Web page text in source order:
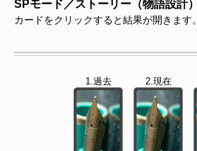
SPモード／ストーリー（物語設計）
カードをクリックすると結果が開きます。
1.過去 2.現在